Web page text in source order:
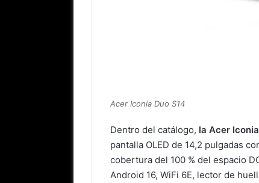
Acer Iconia Duo S14
Dentro del catálogo, la Acer
pantalla OLED de 14,2 pulgadas
cobertura del 100 % del espacio
Android 16, WiFi 6E, lector de